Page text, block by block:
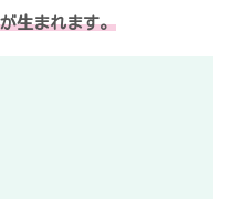
生まれます。